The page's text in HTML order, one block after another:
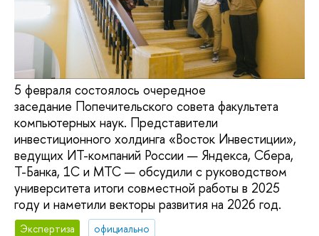
5 февраля состоялось очередное
заседание Попечительского совета факультета
компьютерных наук. Представители
инвестиционного холдинга «Восток Инвестиции»,
ведущих ИТ-компаний России — Яндекса, Сбера,
Т-Банка, 1С и МТС — обсудили с руководством
университета итоги совместной работы в 2025
году и наметили векторы развития на 2026 год.
Экспертиза
официально